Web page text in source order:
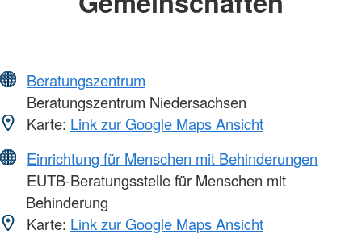
Beratungszentrum
Beratungszentrum Niedersachsen
Karte: Link zur Google Maps Ansicht
Einrichtung für Menschen mit Behinderungen
EUTB-Beratungsstelle für Menschen mit
Behinderung
Karte: Link zur Google Maps Ansicht